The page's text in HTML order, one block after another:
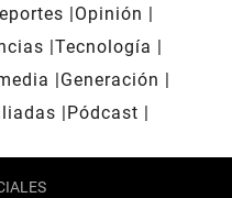
Opinión
Tecnología
Generación
Pódcast